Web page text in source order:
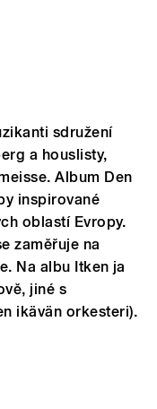
sdružení
a houslisty,
Album Den
inspirované
oblastí Evropy.
zaměřuje na
Na albu Itken ja
jiné s
ikävän orkesteri).